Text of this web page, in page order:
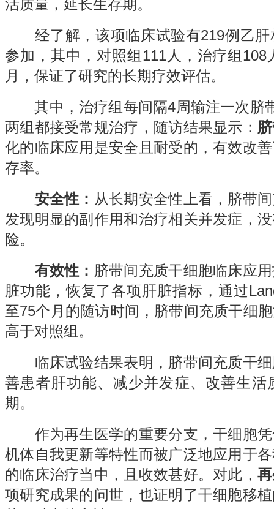
活质量，延长生存期。
经了解，该项临床试验有219例乙肝
参加，其中，对照组111人，治疗组
月，保证了研究的长期疗效评估。
其中，治疗组每间隔4周输注一次脐
两组都接受常规治疗，随访结果显示：
化的临床应用是安全且耐受的，有效改
存率。
安全性： 从长期安全性上看，脐带
发现明显的副作用和治疗相关并发症，
险。
有效性： 脐带间充质干细胞临床应
脏功能，恢复了各项肝脏指标，通过
至75个月的随访时间，脐带间充质干细
高于对照组。
临床试验结果表明，脐带间充质干细
善患者肝功能、减少并发症、改善生活
期。
作为再生医学的重要分支，干细胞凭
机体自我更新等特性而被广泛地应用于
的临床治疗当中，且收效甚好。对此，
项研究成果的问世，也证明了干细胞移